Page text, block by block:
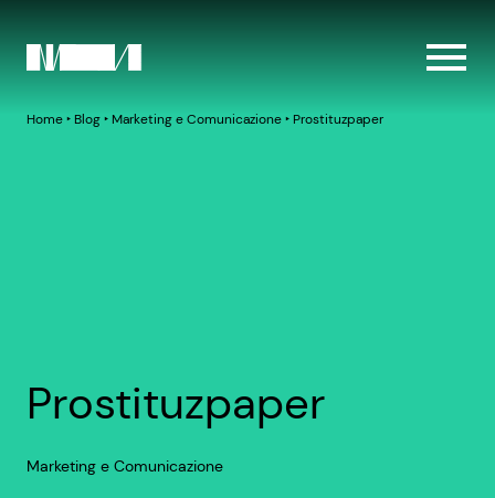
Home‣ Blog‣ Marketing e Comunicazione‣ Prostituzpaper
Prostituzpaper
Marketing e Comunicazione